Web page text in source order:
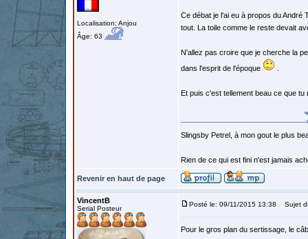
Localisation: Anjou
Âge: 63
Ce débat je l'ai eu à propos du André
tout. La toile comme le reste devait
N'allez pas croire que je cherche la
dans l'esprit de l'époque
Et puis c'est tellement beau ce que
Slingsby Petrel, à mon gout le plus
Rien de ce qui est fini n'est jamais
Revenir en haut de page
VincentB
Serial Posteur
Posté le: 09/11/2015 13:38 Sujet
Pour le gros plan du sertissage, le